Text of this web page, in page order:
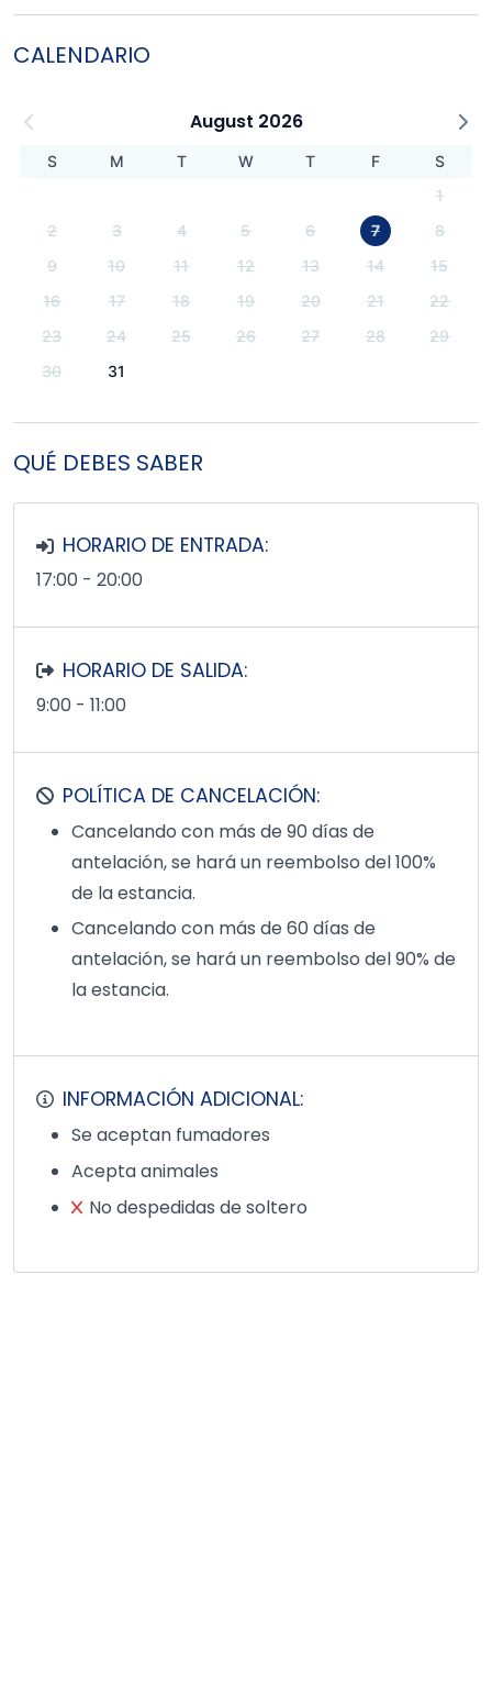
CALENDARIO
August 2026
S M T W T F
S
1
2
3 4 5 6 7
8
9
10 11 12 13 14
15
16
17 18 19 20 21
22
23
24 25 26 27 28
29
30
31
QUÉ DEBES SABER
HORARIO DE ENTRADA:
17:00 - 20:00
HORARIO DE SALIDA:
9:00 - 11:00
POLÍTICA DE CANCELACIÓN:
Cancelando con más de 90 días de
antelación, se hará un reembolso del 100%
de la estancia.
Cancelando con más de 60 días de
antelación, se hará un reembolso del 90% de
la estancia.
INFORMACIÓN ADICIONAL:
Se aceptan fumadores
Acepta animales
No despedidas de soltero